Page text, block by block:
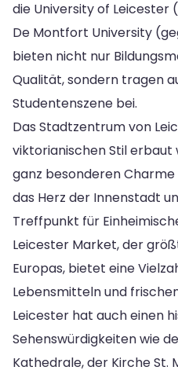
die University of Leicester
De Montfort University
bieten nicht nur
Qualität, sondern tragen
Studentenszene bei.
Das Stadtzentrum von
viktorianischen Stil
ganz besonderen
das Herz der Innenstadt
Treffpunkt für
Leicester Market, der
Europas, bietet eine
Lebensmitteln und
Leicester hat auch einen
Sehenswürdigkeiten wie
Kathedrale, der Kirche St.